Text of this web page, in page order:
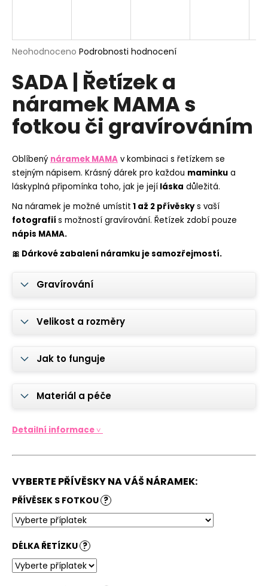
Průměrné
produktu
je
5
hvězdiček.
Neohodnoceno Podrobnosti hodnocení
SADA | Řetízek a
náramek MAMA s
fotkou či gravírováním
Oblíbený náramek MAMA v kombinaci s řetízkem se
stejným nápisem. Krásný dárek pro každou maminku a
láskyplná připomínka toho, jak je její láska důležitá.
Na náramek je možné umístit 1 až 2 přívěskys vaší
fotografií s možností gravírování. Řetízek zdobí pouze
nápis MAMA.
🎀 Dárkové zabalení náramku je samozřejmostí.
Gravírování
Velikost a rozměry
Jak to funguje
Materiál a péče
Detailní informace ˅
VYBERTE PŘÍVĚSKY NA VÁŠ NÁRAMEK:
PŘÍVĚSEK S FOTKOU ?
DÉLKA ŘETÍZKU ?
í
?
HLEDAT
D
o
p
o
u
m
KLÍČE
PREMIUM
FOTKOU
A
490